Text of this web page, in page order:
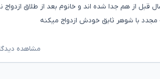
از هم جدا شده اند و خانوم بعد از طلاق ازدواج
مجدد با شوهر ثابق خودش ازدواج میکنه
مشاهده